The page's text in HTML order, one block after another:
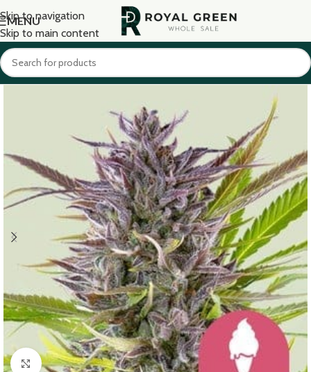
Skip to navigation
Skip to main content
MENU
Click to enlarge